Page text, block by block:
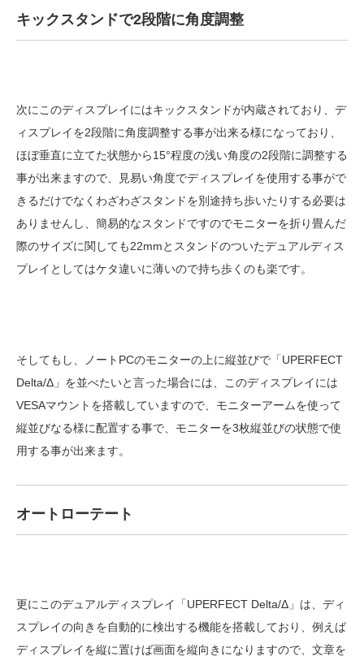
キックスタンドで2段階に角度調整
次にこのディスプレイにはキックスタンドが内蔵されており、デ
ィスプレイを2段階に角度調整する事が出来る様になっており、
ほぼ垂直に立てた状態から15°程度の浅い角度の2段階に調整する
事が出来ますので、見易い角度でディスプレイを使用する事がで
きるだけでなくわざわざスタンドを別途持ち歩いたりする必要は
ありませんし、簡易的なスタンドですのでモニターを折り畳んだ
際のサイズに関しても22mmとスタンドのついたデュアルディス
プレイとしてはケタ違いに薄いので持ち歩くのも楽です。
そしてもし、ノートPCのモニターの上に縦並びで「UPERFECT
Delta/Δ」を並べたいと言った場合には、このディスプレイには
VESAマウントを搭載していますので、モニターアームを使って
縦並びなる様に配置する事で、モニターを3枚縦並びの状態で使
用する事が出来ます。
オートローテート
更にこのデュアルディスプレイ「UPERFECT Delta/Δ」は、ディ
スプレイの向きを自動的に検出する機能を搭載しており、例えば
ディスプレイを縦に置けば画面を縦向きになりますので、文章を